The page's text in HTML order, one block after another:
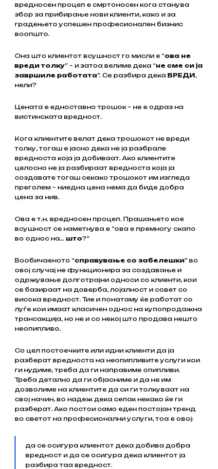
вредносен процеп е смртоносен кога станува
збор за прибирање нови клиенти, како и за
градењето успешен професионален бизнис
воопшто.
Она што клиентот всушност го мисли е “ова не
вреди толку” – и затоа велиме дека “не сме си ја
завршиле работата”. Се разбира дека ВРЕДИ,
нели?
Цената е едноставно трошок – не е одраз на
вистинската вредност.
Кога клиентите велат дека трошокот не вреди
толку, тогаш е јасно дека не ја разбрале
вредноста која ја добиваат. Ако клиентите
целосно не ја разбираат вредноста која ја
создавате тогаш секако трошокот им изгледа
преголем – ниедна цена нема да биде добра
цена за нив.
Ова е т.н. вредносен процеп. Прашањето кое
всушност се наметнува е “ова е премногу скапо
во однос на… што?”
Вообичаеното “справување со забелешки” во
овој случај не функционира за создавање и
одржување долготрајни односи со клиенти, кои
се базираат на доверба, лојалност и совет со
висока вредност. Тие и понатаму ќе работат со
луѓе кои имаат класичен однос на купопродажна
трансакција, но не и со некој што продава нешто
неопипливо.
Со цел постоечките или идни клиенти да ја
разберат вредноста на неопипливите услуги кои
ги нудиме, треба да ги направиме опипливи.
Треба детално да ги објасниме и да не им
дозволиме на клиентите да си ги толкуваат на
свој начин, во надеж дека сепак некако ќе ги
разберат. Ако постои само еден постојан тренд
во светот на професионални услуги, тоа е овој:
да се осигура клиентот дека добива добра
вредност и да се осигура дека клиентот ја
разбира таа вредност.